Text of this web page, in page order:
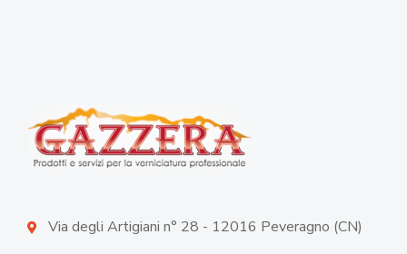
Via degli Artigiani n° 28 - 12016 Peveragno (CN)